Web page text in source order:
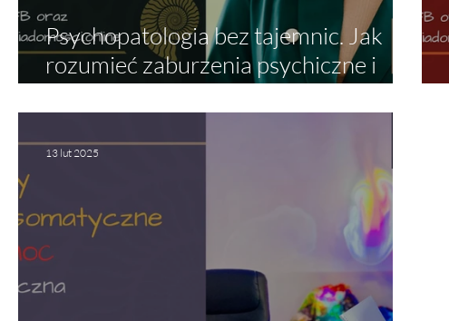
Psychopatologia bez tajemnic. Jak
rozumieć zaburzenia psychiczne i
13 lut 2025